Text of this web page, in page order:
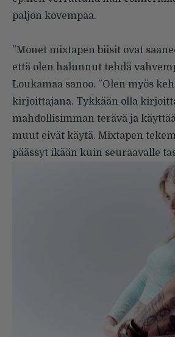
paljon kovempaa.
”Monet mixtapen biisit ovat
että olen halunnut tehdä
Loukamaa sanoo. ”Olen myös
kirjoittajana. Tykkään olla
mahdollisimman terävä ja
muut eivät käytä. Mixtapen
päässyt ikään kuin seuraavalle